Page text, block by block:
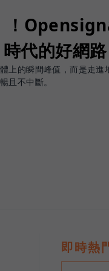
！
代的好網路
上的瞬間峰值，而是走進
且不中斷。
即時熱